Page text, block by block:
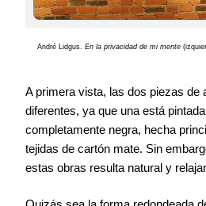
André Lidgus. En la privacidad de mi mente
A primera vista, las dos piezas de
diferentes, ya que una está
completamente negra, hecha
tejidas de cartón mate. Sin
estas obras resulta natural y